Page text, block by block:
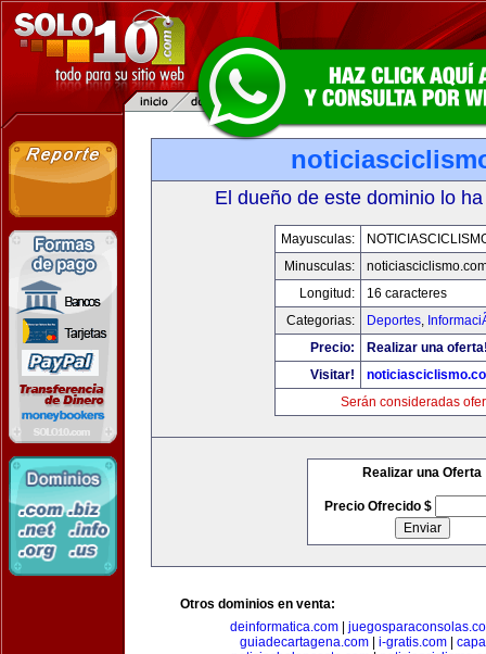
El dueño de este dominio lo
Mayusculas:
Minusculas:
Longitud:
16 caracteres
Categorias:
Deportes,
Precio:
Realizar una
Visitar!
Serán consideradas
Realizar una Oferta
Precio Ofrecido $
Otros dominios en venta:
deinformatica.com
guiadecartagena.com| i-gratis.com|